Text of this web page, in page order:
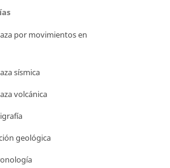
por movimientos en
sísmica
volcánica
geológica